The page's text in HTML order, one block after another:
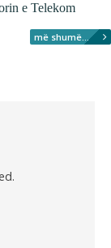
e Telekom
më shumë...